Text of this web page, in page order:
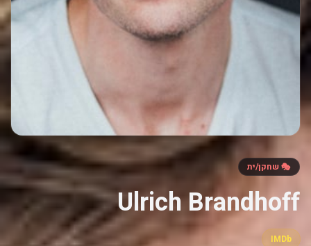
🎭 שחקן/ית
Ulrich Brandhoff
IMDb